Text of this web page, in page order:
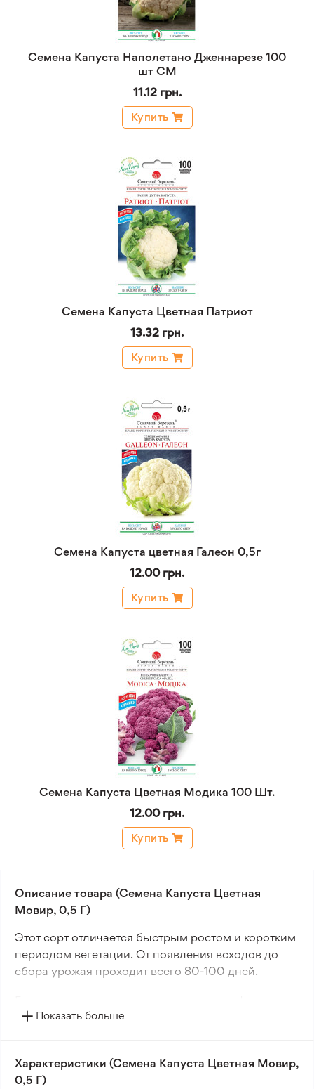
Семена Капуста Наполетано Дженнарезе 100
шт СМ
11.12 грн.
Купить
Семена Капуста Цветная Патриот
13.32 грн.
Купить
Семена Капуста цветная Галеон 0,5г
12.00 грн.
Купить
Семена Капуста Цветная Модика 100 Шт.
12.00 грн.
Купить
Описание товара (Семена Капуста Цветная
Мовир, 0,5 Г)
Этот сорт отличается быстрым ростом и коротким
периодом вегетации. От появления всходов до
сбора урожая проходит всего 80-100 дней.
крупные размеры - диаметр 25-30 см и массу 0,8-
Данный сорт не содержит генетически
модифицированных организмов и является
Показать больше
Характеристики (Семена Капуста Цветная Мовир,
0,5 Г)